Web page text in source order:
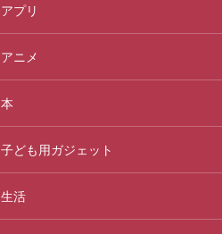
アプリ
アニメ
本
子ども用ガジェット
生活